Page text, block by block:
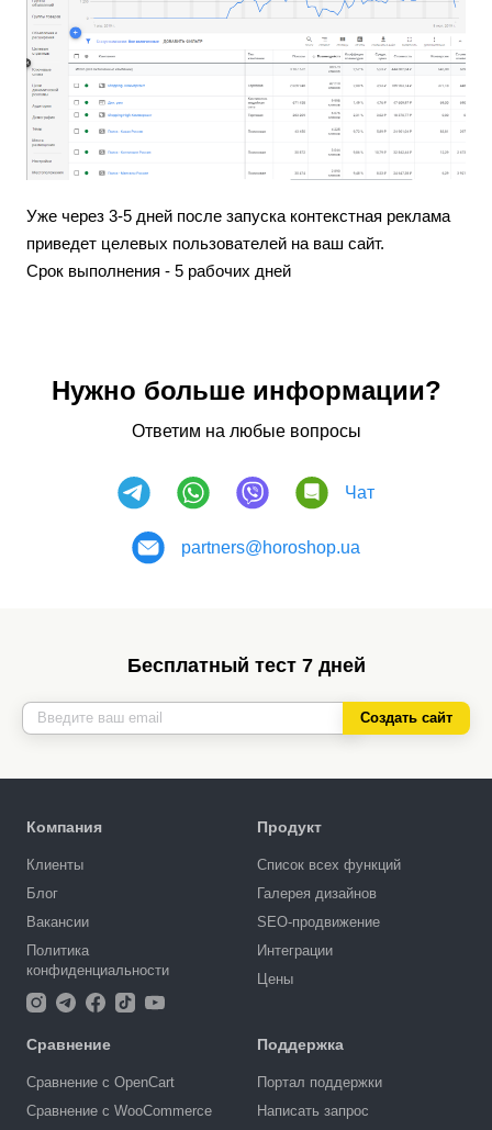
Уже через 3-5 дней после запуска контекстная реклама
приведет целевых пользователей на ваш сайт.
Срок выполнения - 5 рабочих дней
Нужно больше информации?
Ответим на любые вопросы
Чат
partners@horoshop.ua
Бесплатный тест 7 дней
Создать сайт
Компания
Клиенты
Блог
Вакансии
Политика
конфиденциальности
Продукт
Список всех функций
Галерея дизайнов
SEO-продвижение
Интеграции
Цены
Сравнение
Сравнение с OpenCart
Сравнение с WooCommerce
Поддержка
Портал поддержки
Написать запрос